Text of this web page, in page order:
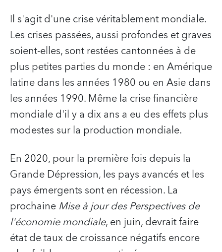
Il s'agit d'une crise véritablement mondiale.
Les crises passées, aussi profondes et graves
soient-elles, sont restées cantonnées à de
plus petites parties du monde : en Amérique
latine dans les années 1980 ou en Asie dans
les années 1990. Même la crise financière
mondiale d'il y a dix ans a eu des effets plus
modestes sur la production mondiale.
En 2020, pour la première fois depuis la
Grande Dépression, les pays avancés et les
pays émergents sont en récession. La
prochaine Mise à jour des Perspectives de
l'économie mondiale, en juin, devrait faire
état de taux de croissance négatifs encore